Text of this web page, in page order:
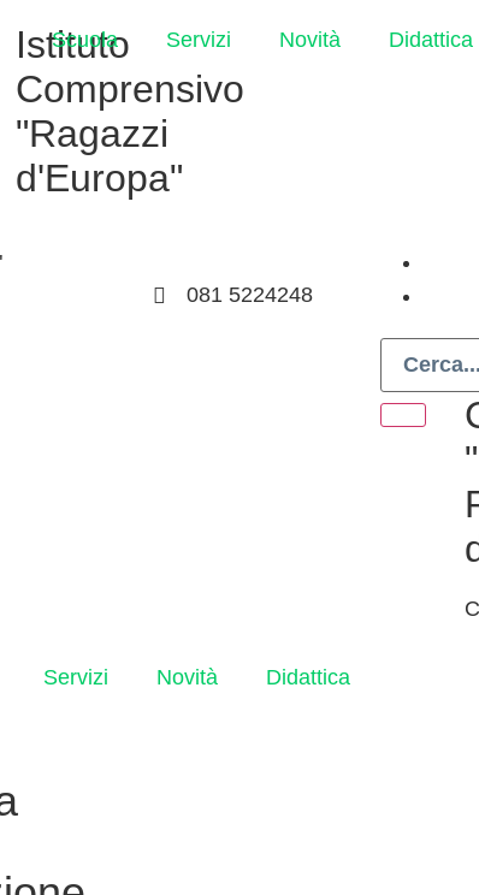
Istituto
Comprensivo
"Ragazzi
d'Europa"
Scuola Servizi Novità Didattica
081 5224248
Servizi Novità Didattica